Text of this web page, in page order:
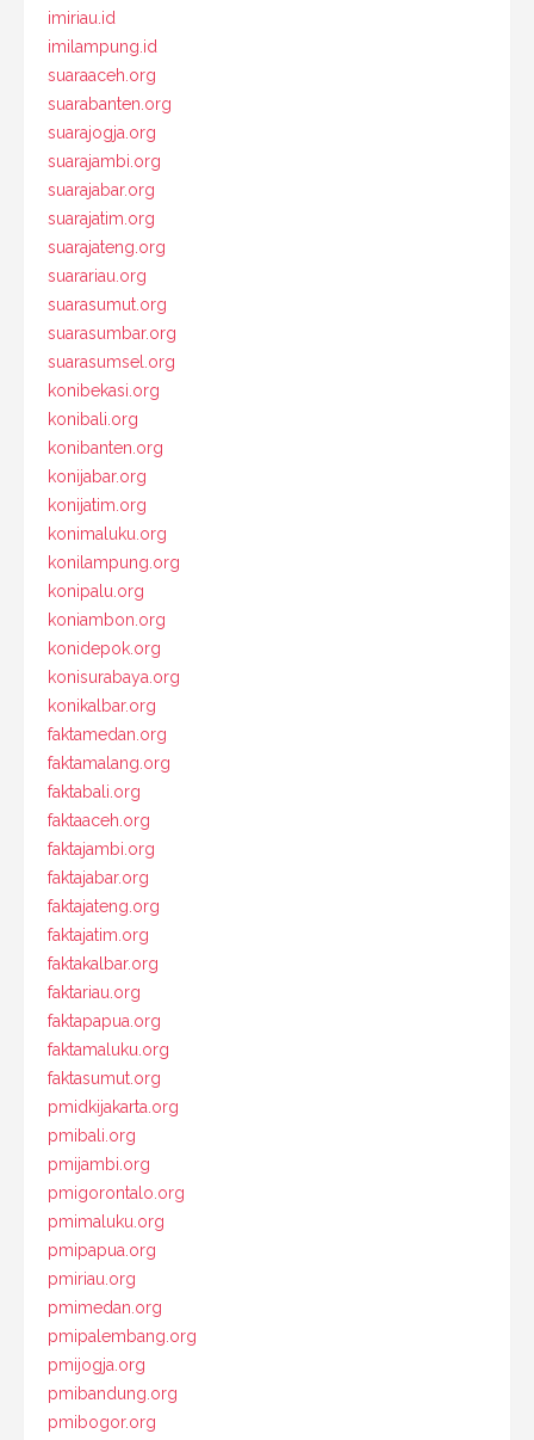
imiriau.id
imilampung.id
suaraaceh.org
suarabanten.org
suarajogja.org
suarajambi.org
suarajabar.org
suarajatim.org
suarajateng.org
suarariau.org
suarasumut.org
suarasumbar.org
suarasumsel.org
konibekasi.org
konibali.org
konibanten.org
konijabar.org
konijatim.org
konimaluku.org
konilampung.org
konipalu.org
koniambon.org
konidepok.org
konisurabaya.org
konikalbar.org
faktamedan.org
faktamalang.org
faktabali.org
faktaaceh.org
faktajambi.org
faktajabar.org
faktajateng.org
faktajatim.org
faktakalbar.org
faktariau.org
faktapapua.org
faktamaluku.org
faktasumut.org
pmidkijakarta.org
pmibali.org
pmijambi.org
pmigorontalo.org
pmimaluku.org
pmipapua.org
pmiriau.org
pmimedan.org
pmipalembang.org
pmijogja.org
pmibandung.org
pmibogor.org